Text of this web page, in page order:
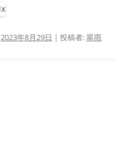
2023年8月29日 | 投稿者:翠雨